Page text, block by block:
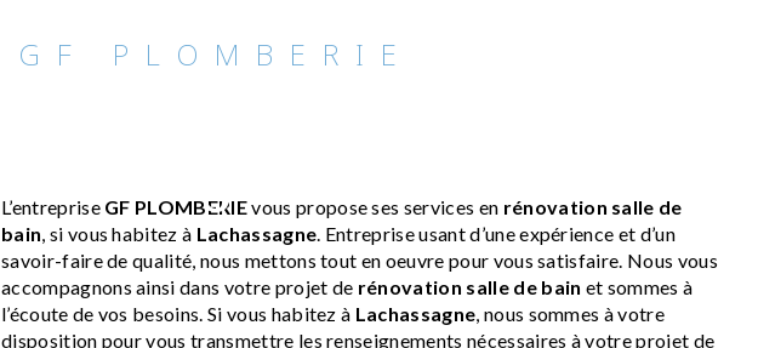
GF PLOMBERIE
Lachassagne
L’entreprise GF PLOMBERIEvous propose ses services en rénovation salle de
bain, si vous habitez à Lachassagne. Entreprise usant d’une expérience et d’un
savoir-faire de qualité, nous mettons tout en oeuvre pour vous satisfaire. Nous vous
accompagnons ainsi dans votre projet de rénovation salle de bain et sommes à
l’écoute de vos besoins. Si vous habitez à Lachassagne, nous sommes à votre
disposition pour vous transmettre les renseignements nécessaires à votre projet de